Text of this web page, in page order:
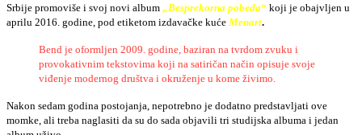
Srbije promoviše i svoj novi album „Besprekorna pobeda“ koji je obajvljen u
aprilu 2016. godine, pod etiketom izdavačke kuće Menart.
Bend je oformljen 2009. godine, baziran na tvrdom zvuku i
provokativnim tekstovima koji na satiričan način opisuje svoje
viđenje modernog društva i okruženje u kome živimo.
Nakon sedam godina postojanja, nepotrebno je dodatno predstavljati ove
momke, ali treba naglasiti da su do sada objavili tri studijska albuma i jedan